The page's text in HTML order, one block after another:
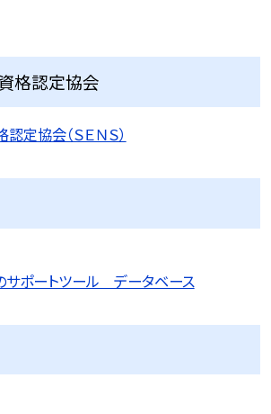
格認定協会
定協会（ＳＥＮＳ）
サポートツール データベース